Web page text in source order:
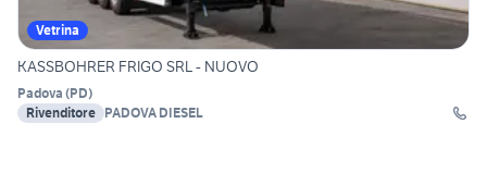
Vetrina
KASSBOHRER FRIGO SRL - NUOVO
Padova (PD)
Rivenditore PADOVA DIESEL